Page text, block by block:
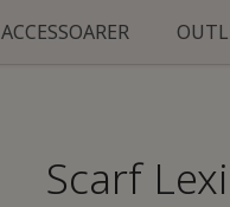
ACCESSOARER
Scarf